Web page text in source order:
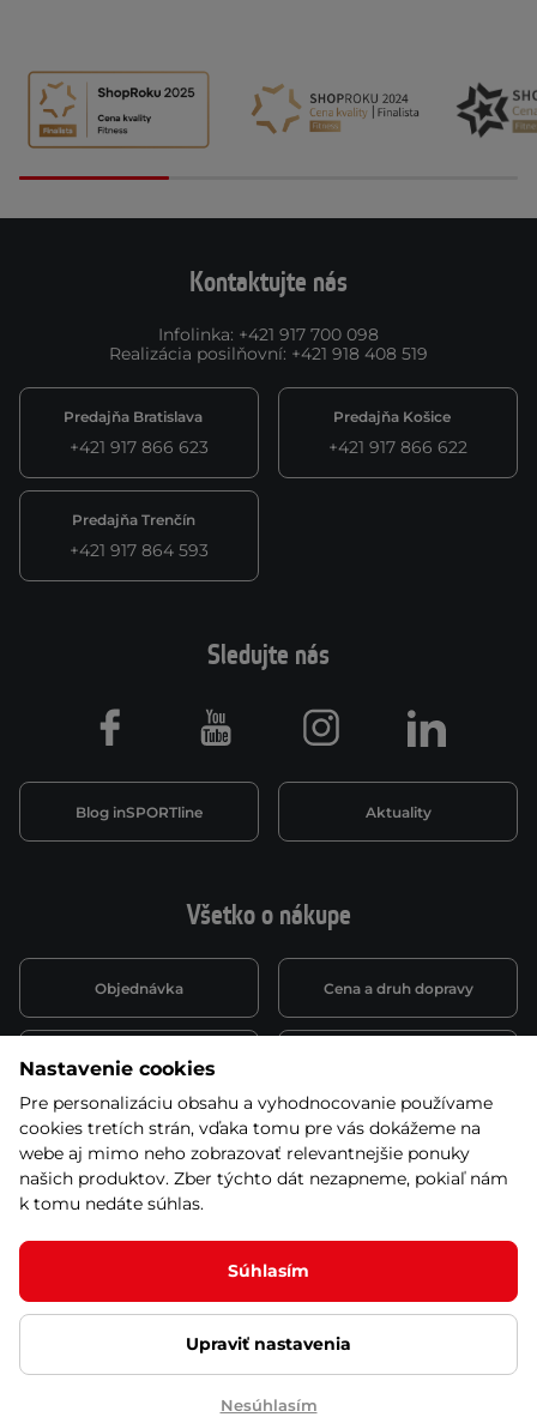
Kontaktujte nás
Infolinka: +421 917 700 098
Realizácia posilňovní: +421 918 408 519
Predajňa Bratislava
+421 917 866 623
Predajňa Košice
+421 917 866 622
Predajňa Trenčín
+421 917 864 593
Všetko o nákupe
Objednávka Cena a druh dopravy
Spôsob platby
Montáž a servis Reklamácie a záruka
Kariéra
Sledujte nás
Blog inSPORTline Aktuality
Facebook Youtube Instagram LinkedIn
© 2026 Stores inSPORTline SK, s.r.o. Všetky práva vyhradené
Ochrana osobných údajov Nastavenie cookies
Nastavenie cookies
Pre personalizáciu obsahu a vyhodnocovanie používame
cookies tretích strán, vďaka tomu pre vás dokážeme na
webe aj mimo neho zobrazovať relevantnejšie ponuky
našich produktov. Zber týchto dát nezapneme, pokiaľ nám
k tomu nedáte súhlas.
Súhlasím
Upraviť nastavenia
Nesúhlasím